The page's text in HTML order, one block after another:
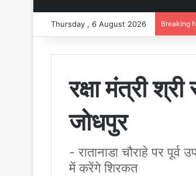
Thursday , 6 August 2026 Breaking
रक्षा मंत्री
जोधपुर
- रातानाडा चौराहे पर पूर्व
में करेंगे शिरकत